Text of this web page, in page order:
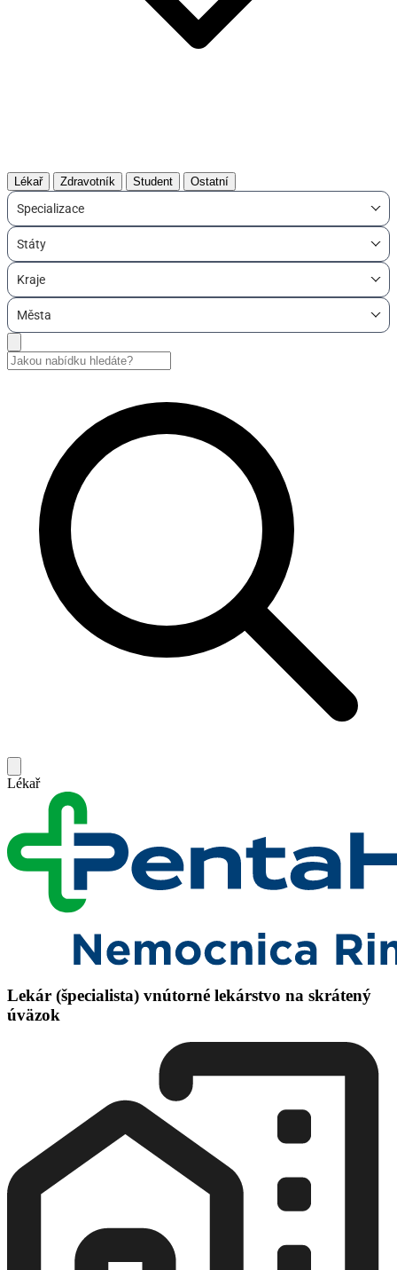
Lékař Zdravotník Student Ostatní
Specializace
Státy
Kraje
Města
Lékař
Lekár (špecialista) vnútorné lekárstvo na skrátený
úväzok